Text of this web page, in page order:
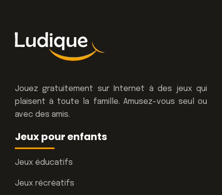
Jouez gratuitement sur Internet à des jeux qui
plaisent à toute la famille. Amusez-vous seul ou
avec des amis.
Jeux pour enfants
Jeux éducatifs
Jeux récréatifs